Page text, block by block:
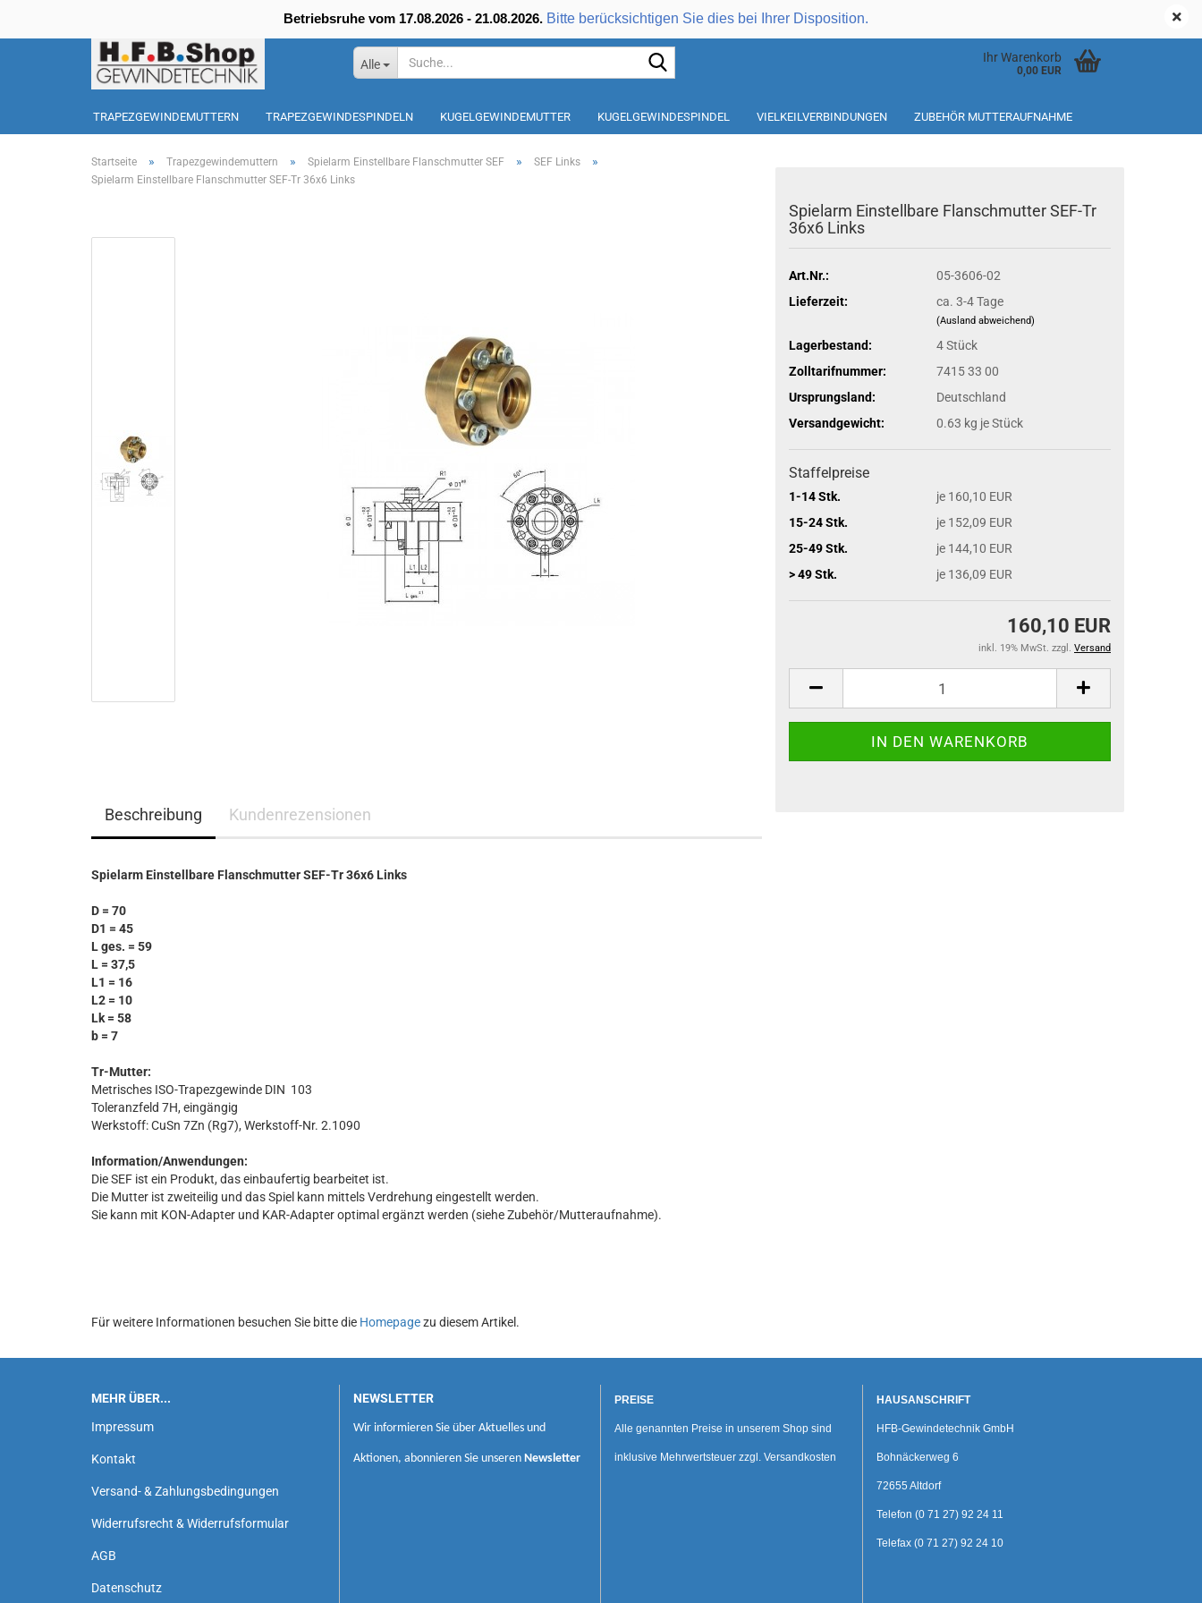
Alle Ihr Warenkorb
0,00 EUR
Betriebsruhe vom 17.08.2026 - 21.08.2026. Bitte berücksichtigen Sie dies bei Ihrer Disposition.
TRAPEZGEWINDEMUTTERN TRAPEZGEWINDESPINDELN KUGELGEWINDEMUTTER KUGELGEWINDESPINDEL VIELKEILVERBINDUNGEN ZUBEHÖR MUTTERAUFNAHME
Startseite » Trapezgewindemuttern » Spielarm Einstellbare Flanschmutter SEF » SEF Links »
Spielarm Einstellbare Flanschmutter SEF-Tr 36x6 Links
Spielarm Einstellbare Flanschmutter SEF-Tr
36x6 Links
Art.Nr.:
05-3606-02
Lieferzeit:
ca. 3-4 Tage
(Ausland abweichend)
Lagerbestand: 4Stück
Zolltarifnummer:
7415 33 00
Ursprungsland:
Deutschland
Versandgewicht:
0.63 kg je Stück
Staffelpreise
1-14 Stk.
je 160,10 EUR
15-24 Stk.
je 152,09 EUR
25-49 Stk.
je 144,10 EUR
> 49 Stk.
je 136,09 EUR
160,10 EUR
inkl. 19% MwSt. zzgl. Versand
Beschreibung Kundenrezensionen
Spielarm Einstellbare Flanschmutter SEF-Tr 36x6 Links
D = 70
D1 = 45
L ges. = 59
L = 37,5
L1 = 16
L2 = 10
Lk = 58
b = 7
Tr-Mutter:
Metrisches ISO-Trapezgewinde DIN 103
Toleranzfeld 7H, eingängig
Werkstoff: CuSn 7Zn (Rg7), Werkstoff-Nr. 2.1090
Information/Anwendungen:
Die SEF ist ein Produkt, das einbaufertig bearbeitet ist.
Die Mutter ist zweiteilig und das Spiel kann mittels Verdrehung eingestellt werden.
Sie kann mit KON-Adapter und KAR-Adapter optimal ergänzt werden (siehe Zubehör/Mutteraufnahme).
Für weitere Informationen besuchen Sie bitte die Homepagezu diesem Artikel.
MEHR ÜBER...
Impressum
Kontakt
Versand- & Zahlungsbedingungen
Widerrufsrecht & Widerrufsformular
AGB
Datenschutz
NEWSLETTER
Wir informieren Sie über Aktuelles und
Aktionen, abonnieren Sie unseren Newsletter
PREISE
Alle genannten Preise in unserem Shop sind
inklusive Mehrwertsteuer zzgl. Versandkosten
HAUSANSCHRIFT
HFB-Gewindetechnik GmbH
Bohnäckerweg 6
72655 Altdorf
Telefon (0 71 27) 92 24 11
Telefax (0 71 27) 92 24 10